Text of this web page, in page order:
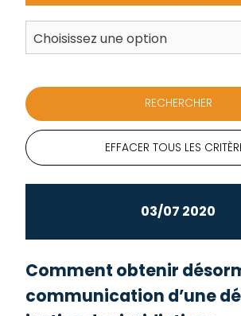
EFFACER TOUS LES
03/07 2020
Comment obtenir
communication d’une